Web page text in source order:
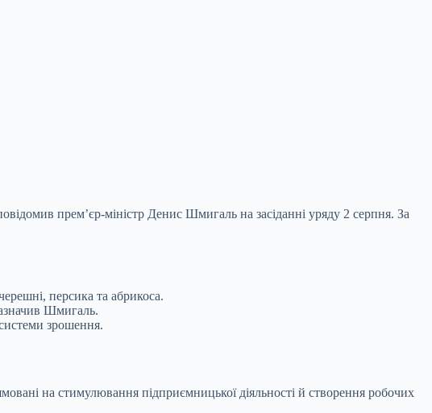
премʼєр-міністр Денис Шмигаль на засіданні уряду 2 серпня. За
персика та абрикоса.
Шмигаль.
зрошення.
на стимулювання підприємницької діяльності й створення робочих